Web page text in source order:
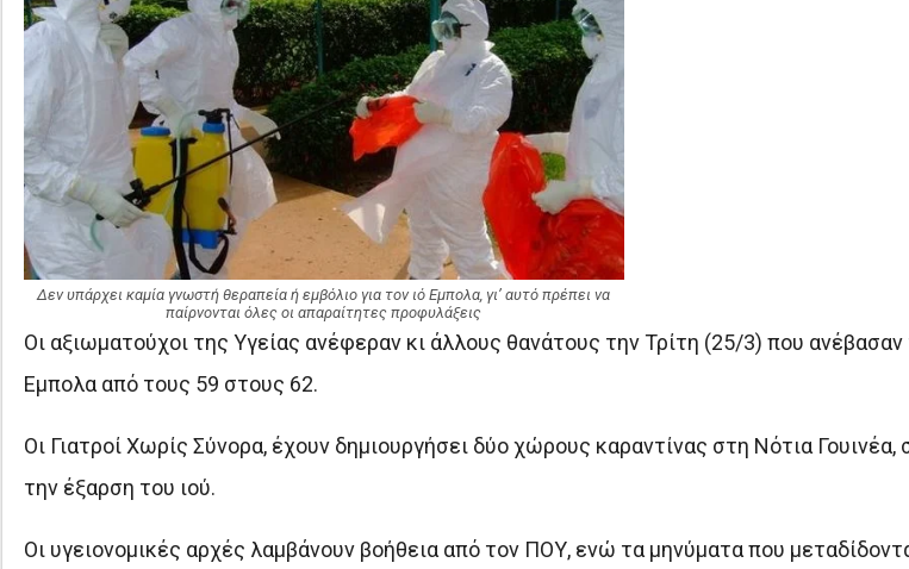
Δεν υπάρχει καμία γνωστή θεραπεία ή εμβόλιο για τον ιό Εμπολα, γι’ αυτό πρέπει να
παίρνονται όλες οι απαραίτητες προφυλάξεις
Οι αξιωματούχοι της Υγείας ανέφεραν κι άλλους θανάτους την Τρίτη (25/3) που
Εμπολα από τους 59 στους 62.
Οι Γιατροί Χωρίς Σύνορα, έχουν δημιουργήσει δύο χώρους καραντίνας στη Νότια Γουινέα,
την έξαρση του ιού.
Οι υγειονομικές αρχές λαμβάνουν βοήθεια από τον ΠΟΥ, ενώ τα μηνύματα που